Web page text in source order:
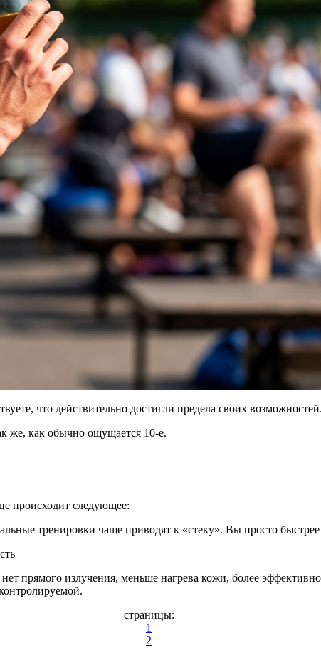
что действительно достигли предела своих возможностей.
же, как обычно ощущается 10-е.
происходит следующее:
тренировки чаще приводят к «стеку». Вы просто быстрее
прямого излучения, меньше нагрева кожи, более
страницы:
1
2